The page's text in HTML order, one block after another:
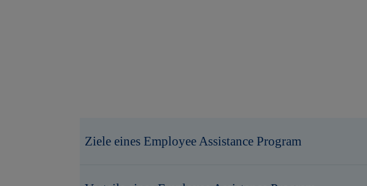
Ziele eines Employee Assistance Program